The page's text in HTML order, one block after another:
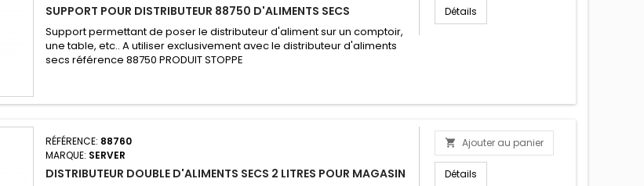
SUPPORT POUR DISTRIBUTEUR 88750 D'ALIMENTS SECS
Support permettant de poser le distributeur d'aliment sur un comptoir,
une table, etc.. A utiliser exclusivement avec le distributeur d'aliments
secs référence 88750 PRODUIT STOPPE
Détails
RÉFÉRENCE: 88760
MARQUE: SERVER
DISTRIBUTEUR DOUBLE D'ALIMENTS SECS 2 LITRES POUR MAGASIN
 Ajouter au panier
Détails